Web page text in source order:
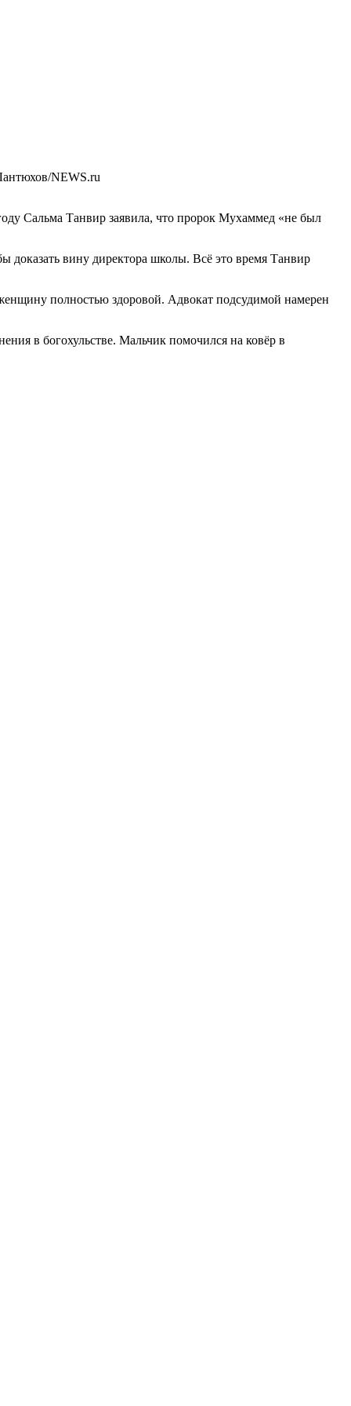
NEWS.ru
Сальма Танвир заявила, что пророк Мухаммед «не был
доказать вину директора школы. Всё это время Танвир
полностью здоровой. Адвокат подсудимой намерен
в богохульстве. Мальчик помочился на ковёр в